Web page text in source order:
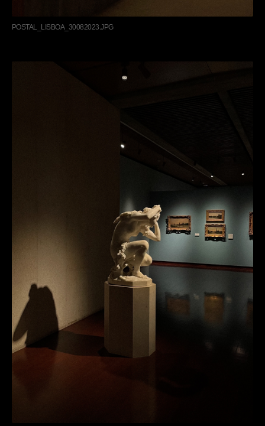
POSTAL_LISBOA_30082023.JPG